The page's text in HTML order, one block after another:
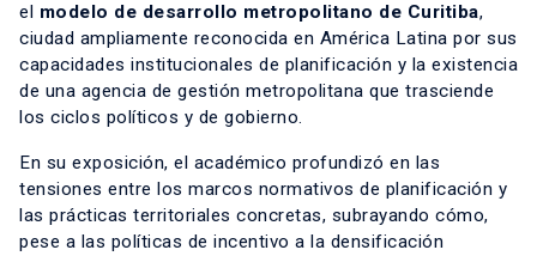
el modelo de desarrollo metropolitano de Curitiba,
ciudad ampliamente reconocida en América Latina por sus
capacidades institucionales de planificación y la existencia
de una agencia de gestión metropolitana que trasciende
los ciclos políticos y de gobierno.
En su exposición, el académico profundizó en las
tensiones entre los marcos normativos de planificación y
las prácticas territoriales concretas, subrayando cómo,
pese a las políticas de incentivo a la densificación